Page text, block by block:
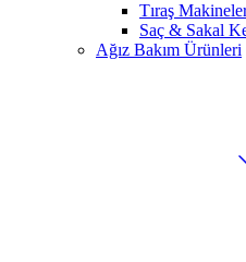
Tıraş
Saç & Sakal
Ağız Bakım Ürünleri